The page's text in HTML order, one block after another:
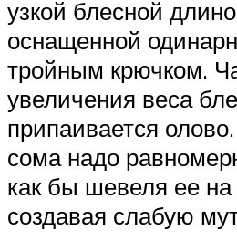
узкой блесной
оснащенной
тройным крючком.
увеличения веса
припаивается
сома надо
как бы шевеля ее на
создавая слабую